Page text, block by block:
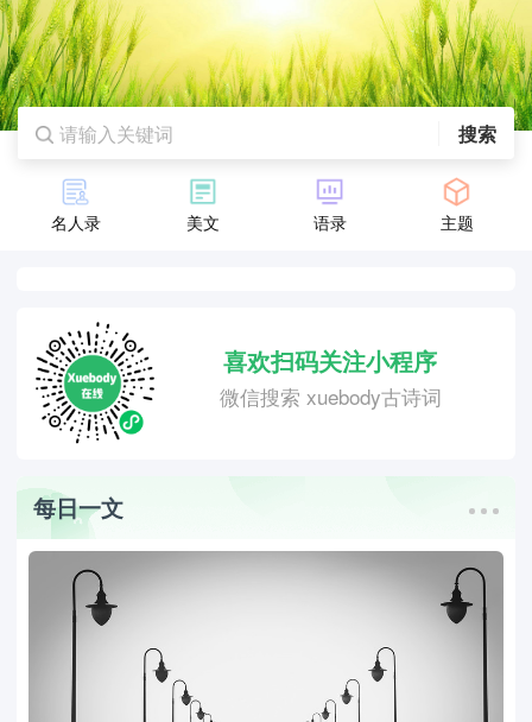
搜索
名人录 美文 语录 主题
喜欢扫码关注小程序
微信搜索 xuebody古诗词
每日一文